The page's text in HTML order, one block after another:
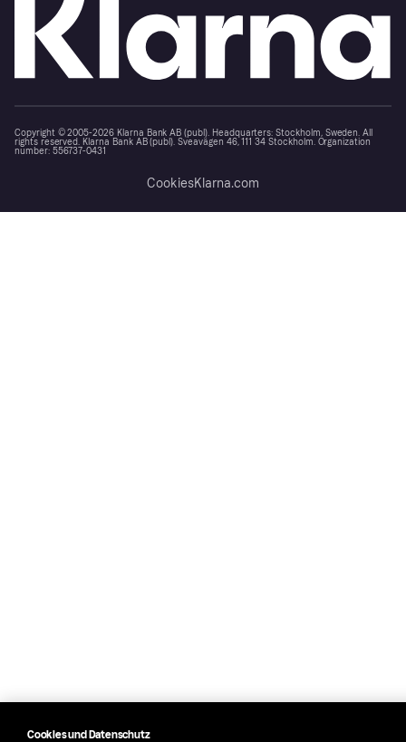
Copyright © 2005-2026 Klarna Bank AB (publ). Headquarters: Stockholm, Sweden. All
rights reserved. Klarna Bank AB (publ). Sveavägen 46, 111 34 Stockholm. Organization
number: 556737-0431
CookiesKlarna.com
Cookies und Datenschutz